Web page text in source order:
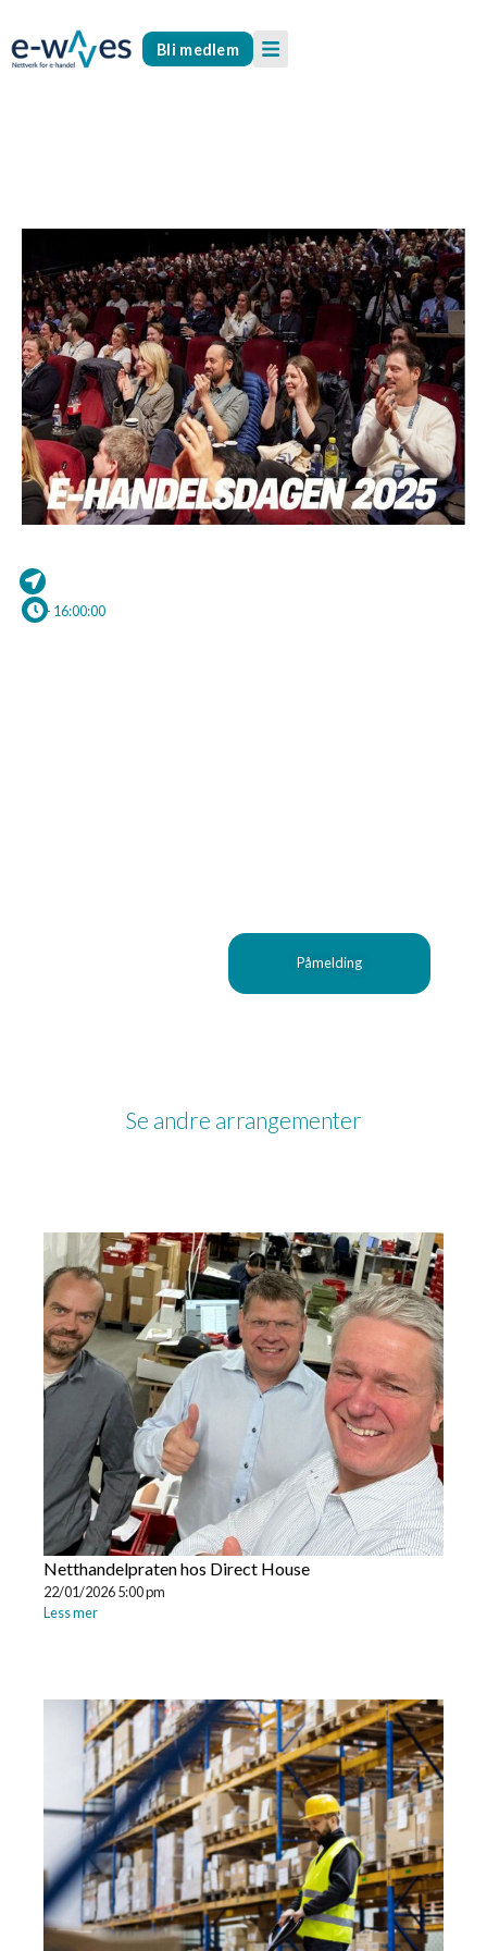
Bli medlem
– 16:00:00
Påmelding
Se andre arrangementer
Netthandelpraten hos Direct House
22/01/2026 5:00 pm
Less mer